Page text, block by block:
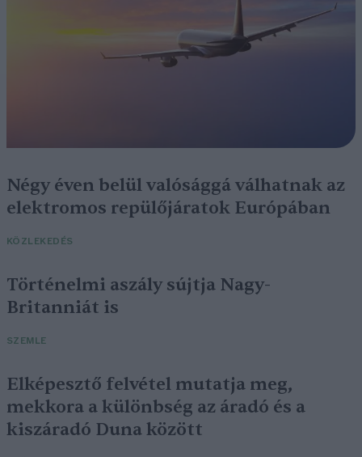
Négy éven belül valósággá válhatnak az
elektromos repülőjáratok Európában
KÖZLEKEDÉS
Történelmi aszály sújtja Nagy-
Britanniát is
SZEMLE
Elképesztő felvétel mutatja meg,
mekkora a különbség az áradó és a
kiszáradó Duna között